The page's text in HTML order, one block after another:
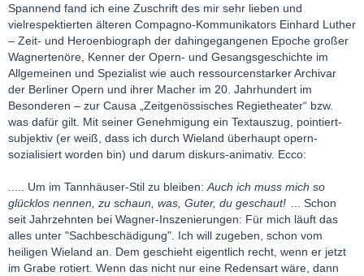
Spannend fand ich eine Zuschrift des mir sehr lieben und
vielrespektierten älteren Compagno-Kommunikators Einhard Luther
– Zeit- und Heroenbiograph der dahingegangenen Epoche großer
Wagnertenöre, Kenner der Opern- und Gesangsgeschichte im
Allgemeinen und Spezialist wie auch ressourcenstarker Archivar
der Berliner Opern und ihrer Macher im 20. Jahrhundert im
Besonderen – zur Causa „Zeitgenössisches Regietheater“ bzw.
was dafür gilt. Mit seiner Genehmigung ein Textauszug, pointiert-
subjektiv (er weiß, dass ich durch Wieland überhaupt opern-
sozialisiert worden bin) und darum diskurs-animativ. Ecco:
..... Um im Tannhäuser-Stil zu bleiben: Auch ich muss mich so
glücklos nennen, zu schaun, was, Guter, du geschaut!
... Schon
seit Jahrzehnten bei Wagner-Inszenierungen: Für mich läuft das
alles unter "Sachbeschädigung". Ich will zugeben, schon vom
heiligen Wieland an. Dem geschieht eigentlich recht, wenn er jetzt
im Grabe rotiert. Wenn das nicht nur eine Redensart wäre, dann